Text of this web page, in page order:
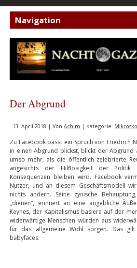
Der Abgrund
13. April 2018 | Von Achim | Kategorie:
Zu Facebook passt ein Spruch von Friedrich
in einen Abgrund blickst, blickt der Abgrund
umso mehr, als die öffentlich zelebrierte
angesichts der Hilflosigkeit der Politik
Konsequenzen bleiben wird. Facebook
Nutzer, und an diesem Geschäftsmodell
nichts ändern. Seine zynische
„dienen“, erinnert an eine angebliche
Keynes, der Kapitalismus basiere auf der
widerwärtige Menschen würden aus
für das allgemeine Wohl sorgen. Das gilt
babyfaces.